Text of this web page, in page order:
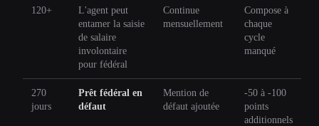
120+
L'agent peut
entamer la saisie
de salaire
involontaire
pour fédéral
Continue
mensuellement
Compose à
chaque
cycle
manqué
270
jours
Prêt fédéral en
défaut
Mention de
défaut ajoutée
-50 à -100
points
additionnels